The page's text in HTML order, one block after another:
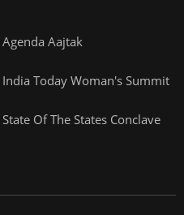
Agenda Aajtak
India Today Woman's Summit
State Of The States Conclave